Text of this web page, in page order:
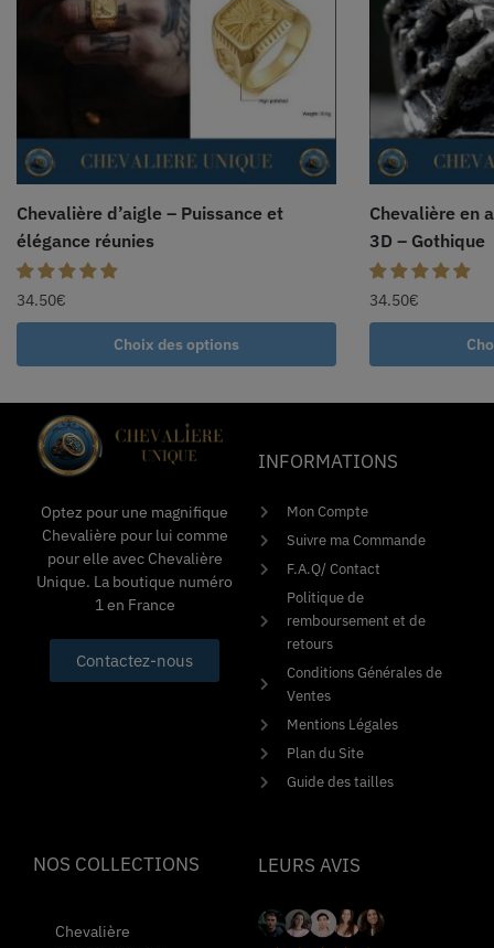
Chevalière d’aigle – Puissance et
élégance réunies
34.50€
Choix des options
Chevalière en
3D – Gothique
34.50€
Optez pour une magnifique
Chevalière pour lui comme
pour elle avec Chevalière
Unique. La boutique numéro
1 en France
Contactez-nous
INFORMATIONS
Mon Compte
Suivre ma Commande
F.A.Q/ Contact
Politique de
remboursement et de
retours
Conditions Générales de
Ventes
Mentions Légales
Plan du Site
Guide des tailles
NOS COLLECTIONS
Chevalière
LEURS AVIS